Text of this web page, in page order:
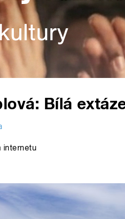
Bílá
internetu